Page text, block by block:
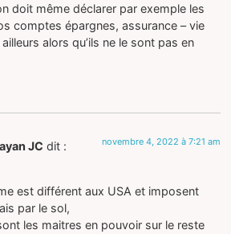
doit même déclarer par exemple les
comptes épargnes, assurance – vie
alors qu’ils ne le sont pas en
JC dit : novembre 4, 2022 à 7:21 am
est différent aux USA et imposent
par le sol,
les maitres en pouvoir sur le reste